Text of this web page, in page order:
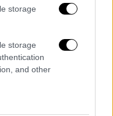
storage
storage
and other